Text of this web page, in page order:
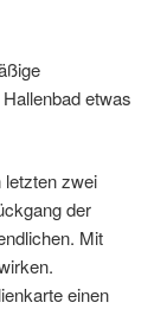
etwas
letzten zwei
der
Mit
einen